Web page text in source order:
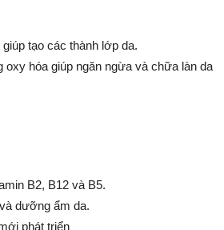
tạo các thành lớp da.
oxy hóa giúp ngăn ngừa và chữa làn da
B2, B12 và B5.
dưỡng ẩm da.
phát triển